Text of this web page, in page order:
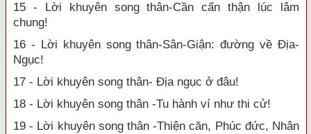
15 - Lời khuyên song thân-Cần cẩn thận lúc lâm
chung!
16 - Lời khuyên song thân-Sân-Giận: đường về Địa-
Ngục!
17 - Lời khuyên song thân- Địa ngục ở đâu!
18 - Lời khuyên song thân -Tu hành ví như thi cử!
19 - Lời khuyên song thân -Thiện căn, Phúc đức, Nhân